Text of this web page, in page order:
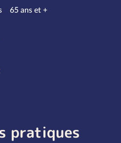
65 ans et +
pratiques